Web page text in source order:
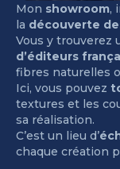
Mon showroom,
la découverte
Vous y trouverez
d’éditeurs
fibres naturelles
Ici, vous pouvez
textures et les
sa réalisation.
C’est un lieu d’
chaque création